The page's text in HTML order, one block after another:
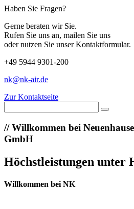
Haben Sie Fragen?
Gerne beraten wir Sie.
Rufen Sie uns an, mailen Sie uns
oder nutzen Sie unser Kontaktformular.
+49 5944 9301-200
nk@nk-air.de
Zur Kontaktseite
//Willkommen bei
GmbH
Höchstleistungen unter
Willkommen bei NK